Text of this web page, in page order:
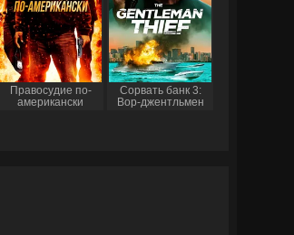
Правосудие по-
американски
Сорвать банк 3:
Вор-джентльмен